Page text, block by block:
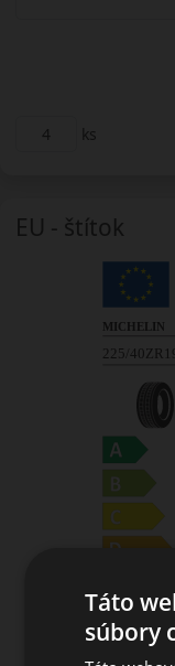
ks
EU - štítok
Táto
súbory